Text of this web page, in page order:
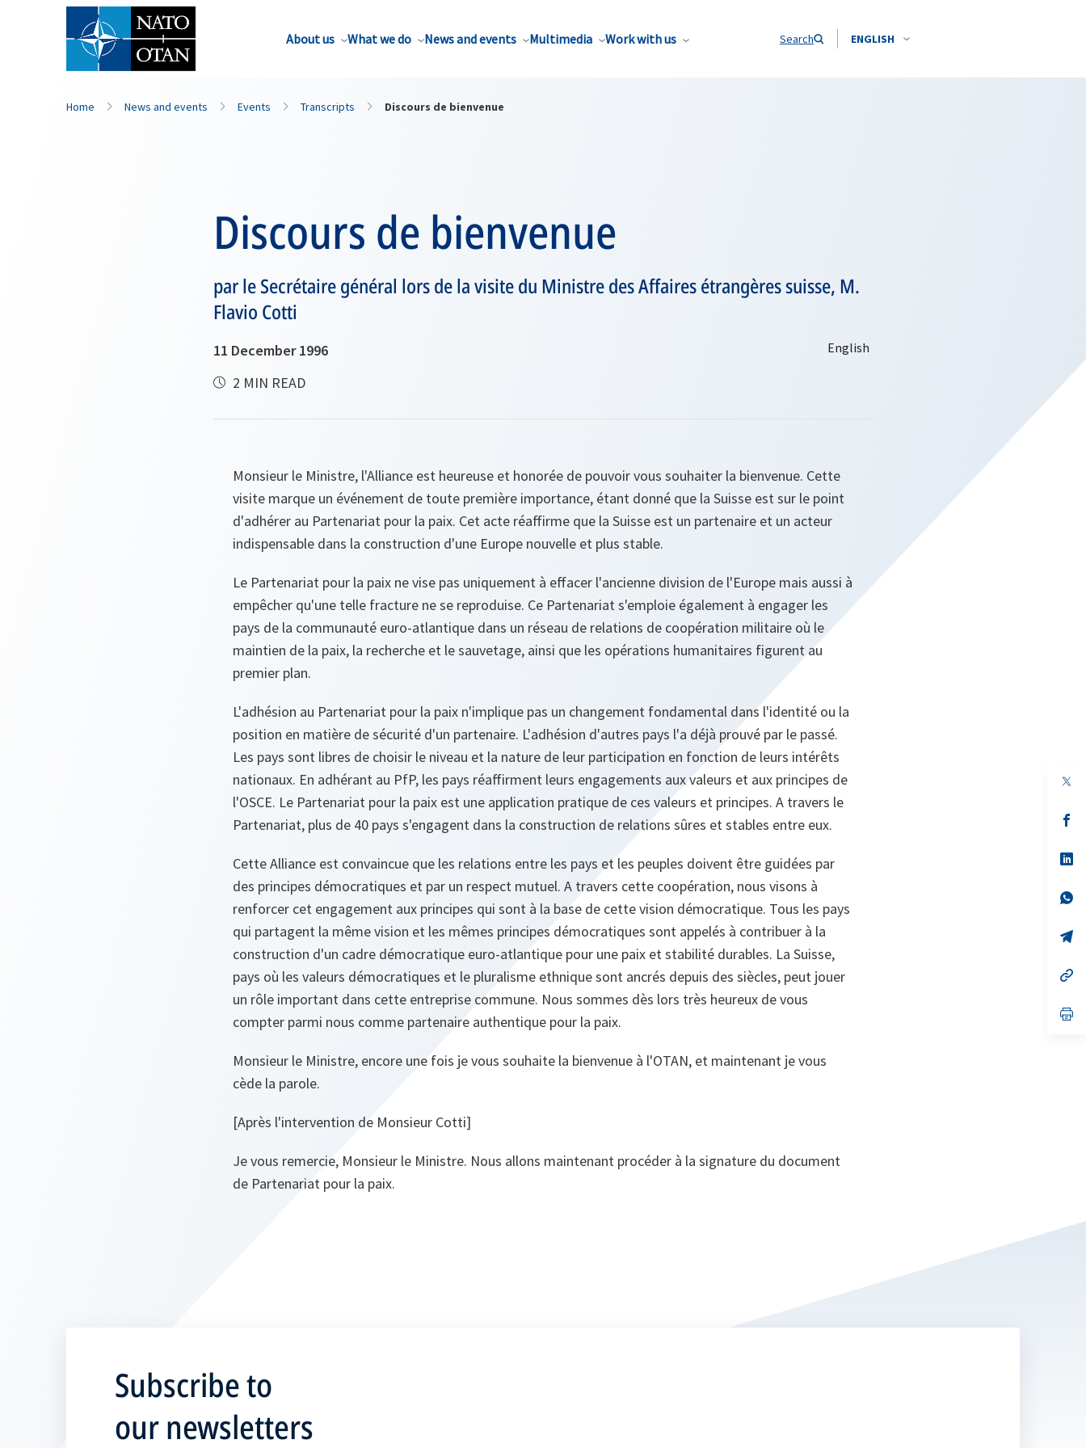
About us What we do News and events Multimedia Work with us Search ENGLISH
Home News and events Events Transcripts Discours de bienvenue
Discours de bienvenue
par le Secrétaire général lors de la visite du Ministre des Affaires étrangères suisse, M.
Flavio Cotti
11 December 1996
2 MIN READ
Monsieur le Ministre, l'Alliance est heureuse et honorée de pouvoir vous souhaiter la bienvenue. Cette
visite marque un événement de toute première importance, étant donné que la Suisse est sur le point
d'adhérer au Partenariat pour la paix. Cet acte réaffirme que la Suisse est un partenaire et un acteur
indispensable dans la construction d'une Europe nouvelle et plus stable.
Le Partenariat pour la paix ne vise pas uniquement à effacer l'ancienne division de l'Europe mais aussi à
empêcher qu'une telle fracture ne se reproduise. Ce Partenariat s'emploie également à engager les
pays de la communauté euro-atlantique dans un réseau de relations de coopération militaire où le
maintien de la paix, la recherche et le sauvetage, ainsi que les opérations humanitaires figurent au
premier plan.
L'adhésion au Partenariat pour la paix n'implique pas un changement fondamental dans l'identité ou la
position en matière de sécurité d'un partenaire. L'adhésion d'autres pays l'a déjà prouvé par le passé.
Les pays sont libres de choisir le niveau et la nature de leur participation en fonction de leurs intérêts
nationaux. En adhérant au PfP, les pays réaffirment leurs engagements aux valeurs et aux principes de
l'OSCE. Le Partenariat pour la paix est une application pratique de ces valeurs et principes. A travers le
Partenariat, plus de 40 pays s'engagent dans la construction de relations sûres et stables entre eux.
Cette Alliance est convaincue que les relations entre les pays et les peuples doivent être guidées par
des principes démocratiques et par un respect mutuel. A travers cette coopération, nous visons à
renforcer cet engagement aux principes qui sont à la base de cette vision démocratique. Tous les pays
qui partagent la même vision et les mêmes principes démocratiques sont appelés à contribuer à la
construction d'un cadre démocratique euro-atlantique pour une paix et stabilité durables. La Suisse,
pays où les valeurs démocratiques et le pluralisme ethnique sont ancrés depuis des siècles, peut jouer
un rôle important dans cette entreprise commune. Nous sommes dès lors très heureux de vous
compter parmi nous comme partenaire authentique pour la paix.
Monsieur le Ministre, encore une fois je vous souhaite la bienvenue à l'OTAN, et maintenant je vous
cède la parole.
[Après l'intervention de Monsieur Cotti]
Je vous remercie, Monsieur le Ministre. Nous allons maintenant procéder à la signature du document
de Partenariat pour la paix.
in
Subscribe to
our newsletters